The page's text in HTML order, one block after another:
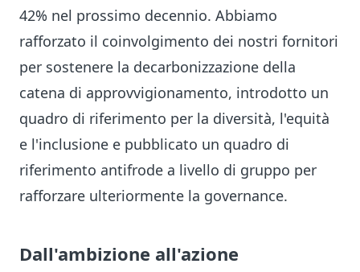
42% nel prossimo decennio. Abbiamo
rafforzato il coinvolgimento dei nostri fornitori
per sostenere la decarbonizzazione della
catena di approvvigionamento, introdotto un
quadro di riferimento per la diversità, l'equità
e l'inclusione e pubblicato un quadro di
riferimento antifrode a livello di gruppo per
rafforzare ulteriormente la governance.
Dall'ambizione all'azione